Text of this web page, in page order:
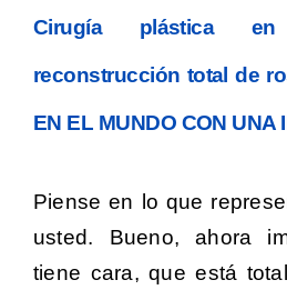
Cirugía plástica
reconstrucción total de
EN EL MUNDO CON UNA
Piense en lo que
usted. Bueno, ahora
tiene cara, que está